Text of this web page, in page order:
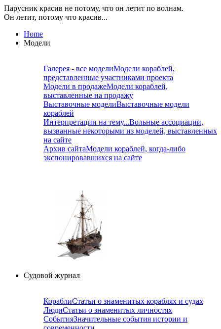
Парусник красив не потому, что он летит по волнам.
Он летит, потому что красив...
Home
Модели
Галерея - все моделиМодели кораблей,
представленные участниками проекта
Модели в продажеМодели кораблей,
выставленные на продажу
Выставочные моделиВыставочные модели
кораблей
Интерпретации на тему...Вольные ассоциации,
вызванные некоторыми из моделей, выставленных
на сайте
Архив сайтаМодели кораблей, когда-либо
экспонировавшихся на сайте
Судовой журнал
КораблиСтатьи о знаменитых кораблях и судах
ЛюдиСтатьи о знаменитых личностях
СобытияЗначительные события истории и